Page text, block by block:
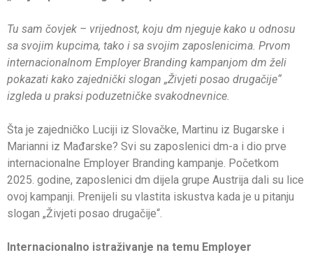
Tu sam čovjek – vrijednost, koju dm njeguje kako u odnosu
sa svojim kupcima, tako i sa svojim zaposlenicima. Prvom
internacionalnom Employer Branding kampanjom dm želi
pokazati kako zajednički slogan „Živjeti posao drugačije“
izgleda u praksi poduzetničke svakodnevnice.
Šta je zajedničko Luciji iz Slovačke, Martinu iz Bugarske i
Marianni iz Mađarske? Svi su zaposlenici dm-a i dio prve
internacionalne Employer Branding kampanje. Početkom
2025. godine, zaposlenici dm dijela grupe Austrija dali su lice
ovoj kampanji. Prenijeli su vlastita iskustva kada je u pitanju
slogan „Živjeti posao drugačije“.
Internacionalno istraživanje na temu Employer